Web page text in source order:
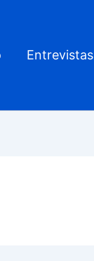
Entrevistas